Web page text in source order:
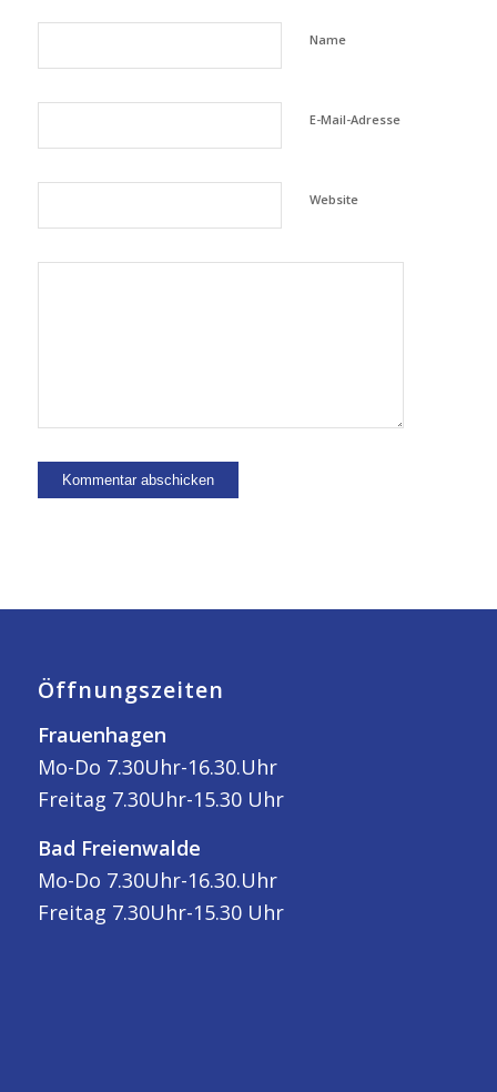
Name
E-Mail-Adresse
Website
Öffnungszeiten
Frauenhagen
Mo-Do 7.30Uhr-16.30.Uhr
Freitag 7.30Uhr-15.30 Uhr
Bad Freienwalde
Mo-Do 7.30Uhr-16.30.Uhr
Freitag 7.30Uhr-15.30 Uhr